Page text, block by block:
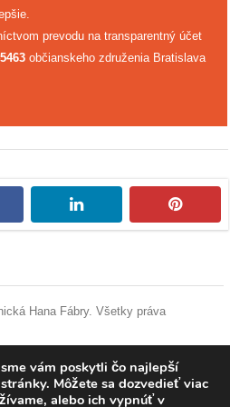
prevodu na transparentný účet
občianskeho združenia Bratislava
linkedin
Hana Fábry. Všetky práva
vám poskytli čo najlepší
Môžete sa dozvedieť viac
alebo ich vypnúť v